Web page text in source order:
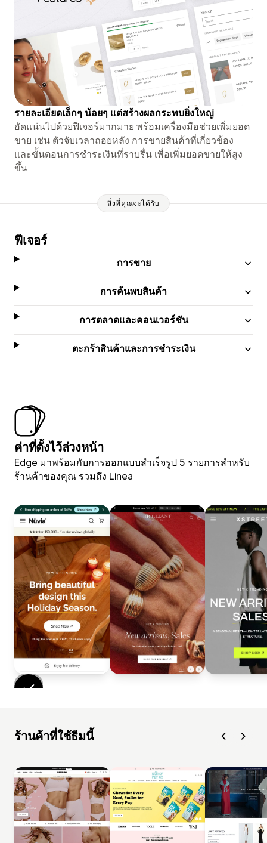
รายละเอียดเล็กๆ น้อยๆ แต่สร้างผลกระทบยิ่งใหญ่
อัดแน่นไปด้วยฟีเจอร์มากมาย พร้อมเครื่องมือช่วยเพิ่มยอด
ขาย เช่น ตัวจับเวลาถอยหลัง การขายสินค้าที่เกี่ยวข้อง
และขั้นตอนการชำระเงินที่ราบรื่น เพื่อเพิ่มยอดขายให้สูง
ขึ้น
สิ่งที่คุณจะได้รับ
ฟีเจอร์
การขาย
การค้นพบสินค้า
การตลาดและคอนเวอร์ชัน
ตะกร้าสินค้าและการชำระเงิน
ค่าที่ตั้งไว้ล่วงหน้า
Edge มาพร้อมกับการออกแบบสำเร็จรูป 5 รายการสำหรับ
ร้านค้าของคุณ รวมถึง Linea
ร้านค้าที่ใช้ธีมนี้